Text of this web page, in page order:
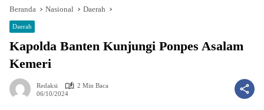
Beranda Nasional Daerah
Daerah
Kapolda Banten Kunjungi Ponpes Asalam
Kemeri
Redaksi
2 Min Baca
06/10/2024